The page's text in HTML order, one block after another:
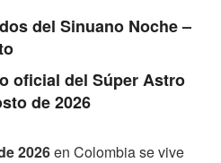
del Sinuano Noche –
oficial del Súper Astro
de 2026
2026en Colombia se vive